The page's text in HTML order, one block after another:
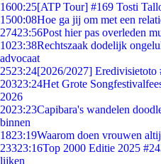
1600:25[ATP Tour] #169 Tosti
1500:08Hoe ga jij om met een
27423:56Post hier pas overleden
1023:38Rechtszaak dodelijk
advocaat
2523:24[2026/2027] Eredivisietoto
20323:24Het Grote
2026
2023:23Capibara's wandelen
binnen
1823:19Waarom doen vrouwen
23323:16Top 2000 Editie 2025
lijken